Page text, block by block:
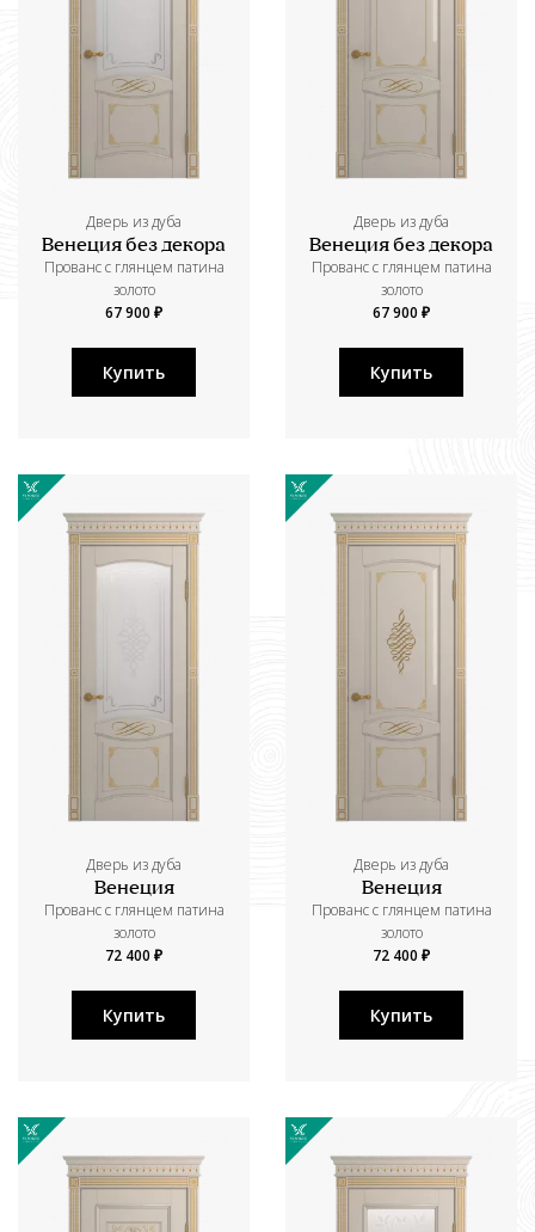
Дверь из дуба
Венеция без декора
Прованс с глянцем патина
золото
67 900 ₽
Купить
Дверь из дуба
Венеция без декора
Прованс с глянцем патина
золото
67 900 ₽
Купить
Дверь из дуба
Венеция
Прованс с глянцем патина
золото
72 400 ₽
Купить
Дверь из дуба
Венеция
Прованс с глянцем патина
золото
72 400 ₽
Купить